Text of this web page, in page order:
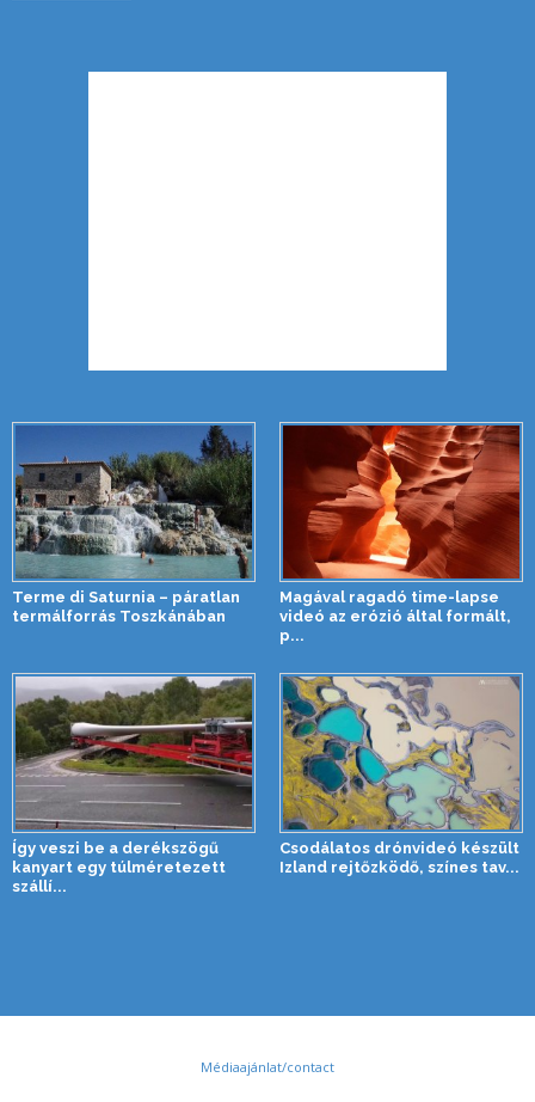
Terme di Saturnia – páratlan
termálforrás Toszkánában
Magával ragadó time-lapse
videó az erózió által formált,
p...
Így veszi be a derékszögű
kanyart egy túlméretezett
szállí...
Csodálatos drónvideó készült
Izland rejtőzködő, színes tav...
Médiaajánlat/contact